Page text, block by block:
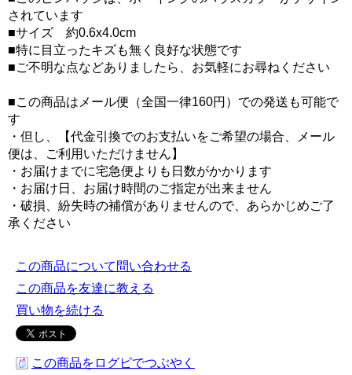
されています
■サイズ 約0.6x4.0cm
■特に目立ったキズも無く良好な状態です
■ご不明な点などありましたら、お気軽にお尋ねください
■この商品はメール便（全国一律160円）での発送も可能で
す
・但し、【代金引換でのお支払いをご希望の場合、メール
便は、ご利用いただけません】
・お届けまでに宅急便よりも日数がかかります
・お届け日、お届け時間のご指定が出来ません
・破損、紛失時の補償がありませんので、あらかじめご了
承ください
この商品について問い合わせる
この商品を友達に教える
買い物を続ける
この商品をログピでつぶやく